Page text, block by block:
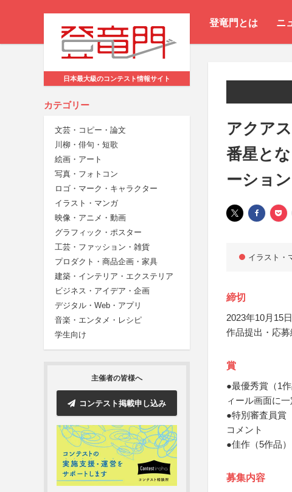
登竜門とは ニ
日本最大級のコンテスト情報サイト
カテゴリー
文芸・コピー・論文
川柳・俳句・短歌
絵画・アート
写真・フォトコン
ロゴ・マーク・キャラクター
イラスト・マンガ
映像・アニメ・動画
グラフィック・ポスター
工芸・ファッション・雑貨
プロダクト・商品企画・家具
建築・インテリア・エクステリア
ビジネス・アイデア・企画
デジタル・Web・アプリ
音楽・エンタメ・レシピ
学生向け
主催者の皆様へ
コンテスト掲載申し込み
アクア
番星と
ーショ
イラスト・
締切
2023年10月15
作品提出・応
賞
●最優秀賞（1
ィール画面に
●特別審査員賞
コメント
●佳作（5作品
募集内容